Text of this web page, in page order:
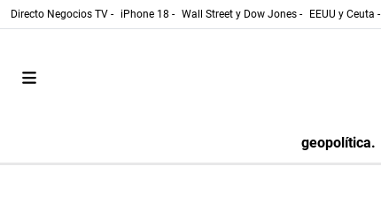
Directo Negocios TV - iPhone 18 - Wall Street y Dow Jones - EEUU y Ceuta -
geopolítica.